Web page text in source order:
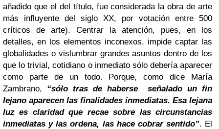
añadido que el del título, fue considerada la obra de arte
más influyente del siglo XX, por votación entre 500
críticos de arte). Centrar la atención, pues, en los
detalles, en los elementos inconexos, impide captar las
globalidades o vislumbrar grandes asuntos dentro de los
que lo trivial, cotidiano o inmediato sólo debería aparecer
como parte de un todo. Porque, como dice María
Zambrano, “sólo tras de haberse
señalado un fin
lejano aparecen las finalidades inmediatas. Esa lejana
luz es claridad que recae sobre las circunstancias
inmediatas y las ordena, las hace cobrar sentido”. El